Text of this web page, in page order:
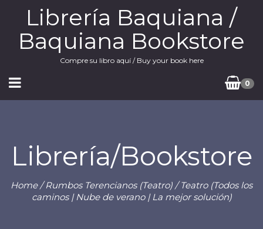
Librería Baquiana /
Baquiana Bookstore
Compre su libro aquí / Buy your book here
0
Librería/Bookstore
Home/Rumbos Terencianos (Teatro) / Teatro (Todos los
caminos | Nube de verano | La mejor solución)